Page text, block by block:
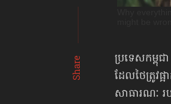
Share
ប្រទេសកម្ពុ
ដែលថៃត្រូវ
សាធារណៈ រ